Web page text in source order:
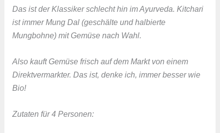
Das ist der Klassiker schlecht hin im Ayurveda. Kitchari
ist immer Mung Dal (geschälte und halbierte
Mungbohne) mit Gemüse nach Wahl.
Also kauft Gemüse frisch auf dem Markt von einem
Direktvermarkter. Das ist, denke ich, immer besser wie
Bio!
Zutaten für 4 Personen: